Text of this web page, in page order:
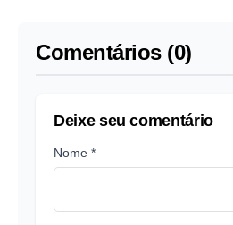
Comentários (0)
Deixe seu comentário
Nome *